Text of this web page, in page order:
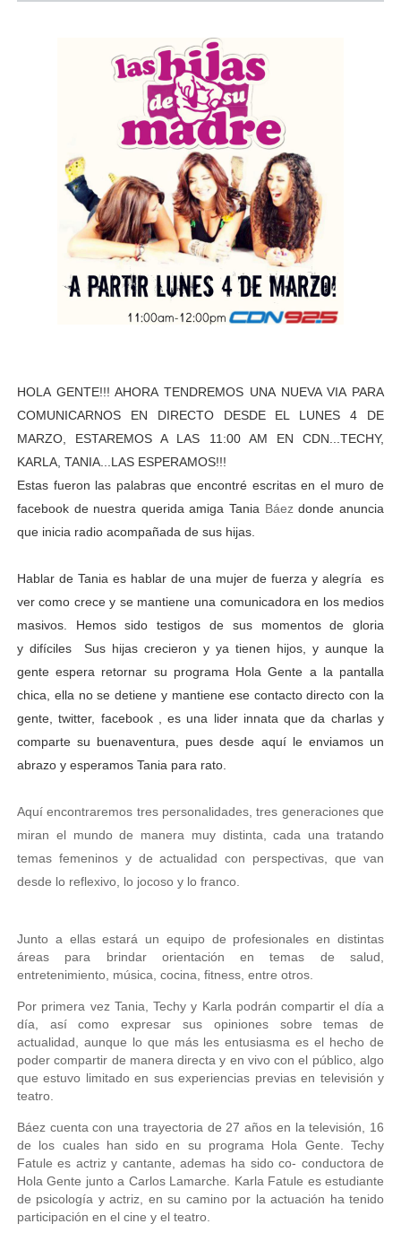
HOLA GENTE!!! AHORA TENDREMOS UNA NUEVA VIA PARA
COMUNICARNOS EN DIRECTO DESDE EL LUNES 4 DE
MARZO, ESTAREMOS A LAS 11:00 AM EN CDN...TECHY,
KARLA, TANIA...LAS ESPERAMOS!!!
Estas fueron las palabras que encontré escritas en el muro de
facebook de nuestra querida amiga Tania Báezdonde anuncia
que inicia radio acompañada de sus hijas.
Hablar de Tania es hablar de una mujer de fuerza yalegría es
ver como crece y se mantiene una comunicadora en los medios
masivos. Hemos sido testigos de sus momentos de gloria
y difícilesSus hijas crecieron y ya tienen hijos, y aunque la
gente espera retornar su programa Hola Gente a la pantalla
chica, ella no se detiene y mantiene ese contacto directo con la
gente, twitter, facebook , es una lider innata que da charlas y
comparte su buenaventura, pues desde aquíle enviamos un
abrazo y esperamos Tania para rato.
Aquíencontraremos tres personalidades, tres generaciones que
miran el mundo de manera muy distinta, cada una tratando
temas femeninos y de actualidad con perspectivas, que van
desde lo reflexivo, lo jocoso y lo franco.
Junto a ellas estará un equipo de profesionales en distintas
áreas para brindar orientación en temas de salud,
entretenimiento, música, cocina, fitness, entre otros.
Por primera vez Tania, Techy y Karla podrán compartir el día a
día, así como expresar sus opiniones sobre temas de
actualidad, aunque lo que más les entusiasma es el hecho de
poder compartir de manera directa y en vivo con el público, algo
que estuvo limitado en sus experiencias previas en televisión y
teatro.
Báez cuenta con una trayectoria de 27 años en la televisión, 16
de los cuales han sido en su programa Hola Gente. Techy
Fatule es actriz y cantante, ademas ha sido co- conductora de
Hola Gente junto a Carlos Lamarche. Karla Fatule es estudiante
de psicología y actriz, en su camino por la actuación ha tenido
participación en el cine y el teatro.